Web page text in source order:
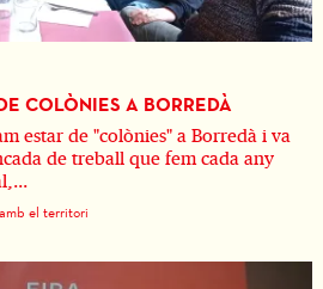
COLÒNIES A BORREDÀ
estar de "colònies" a Borredà i va
de treball que fem cada any
el territori